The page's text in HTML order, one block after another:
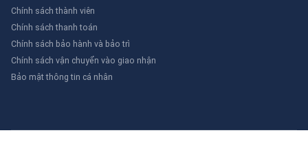
Chính sách thành viên
Chính sách thanh toán
Chính sách bảo hành và bảo trì
Chính sách vận chuyển vào giao nhận
Bảo mật thông tin cá nhân